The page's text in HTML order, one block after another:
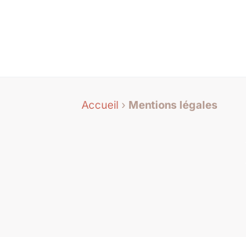
Accueil › Mentions légales